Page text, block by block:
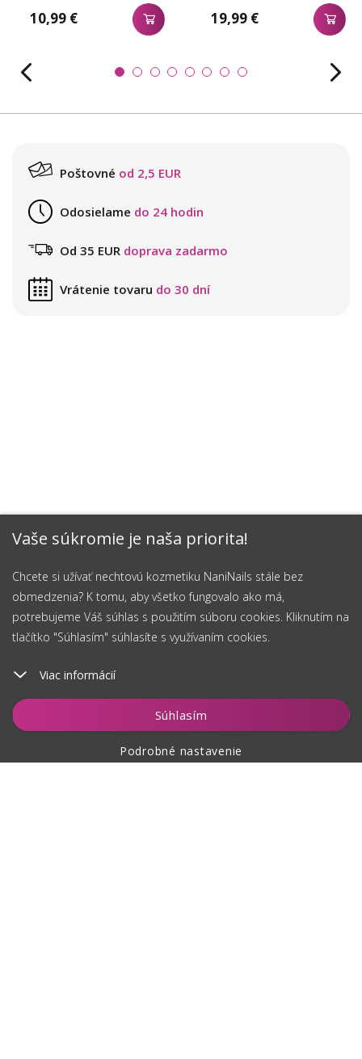
Vaše súkromie je naša priorita!
Chcete si užívať nechtovú kozmetiku NaniNails stále bez
obmedzenia? K tomu, aby všetko fungovalo ako má,
potrebujeme Váš súhlas s použitím súboru cookies. Kliknutím na
tlačítko "Súhlasím" súhlasíte s využívaním cookies.
Viac informácií
Súhlasím
Podrobné nastavenie
Vložiť do košíka
10,99 € 19,99 €
Poštovné od 2,5 EUR
Odosielame do 24 hodin
Od 35 EUR doprava zadarmo
Vrátenie tovaru do 30 dní